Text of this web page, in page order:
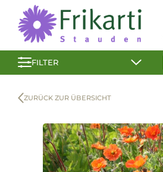
FILTER
ZURÜCK ZUR ÜBERSICHT